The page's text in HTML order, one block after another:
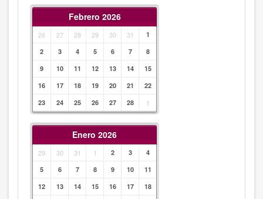
Febrero 2026
26 27 28 29 30 31
1
2
3 4 5 6 7
8
9
10 11 12 13 14
15
16
17 18 19 20 21
22
23
24 25 26 27 28 1
Enero 2026
29 30 31 1 2 3
4
5
6 7 8 9 10
11
12
13 14 15 16 17
18